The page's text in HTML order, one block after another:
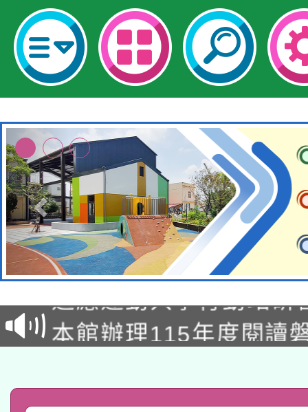
本校115學年度第2次
招)
適應運動共學行動站研
本館辦理115年度閱讀
礎課程
A3數位素養講師名單